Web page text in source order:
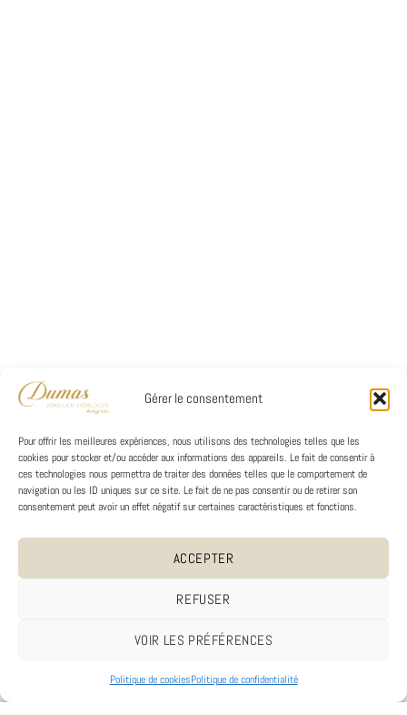
Gérer le consentement
Pour offrir les meilleures expériences, nous utilisons des technologies telles que les
cookies pour stocker et/ou accéder aux informations des appareils. Le fait de consentir à
ces technologies nous permettra de traiter des données telles que le comportement de
navigation ou les ID uniques sur ce site. Le fait de ne pas consentir ou de retirer son
consentement peut avoir un effet négatif sur certaines caractéristiques et fonctions.
ACCEPTER
REFUSER
VOIR LES PRÉFÉRENCES
Politique de cookiesPolitique de confidentialité